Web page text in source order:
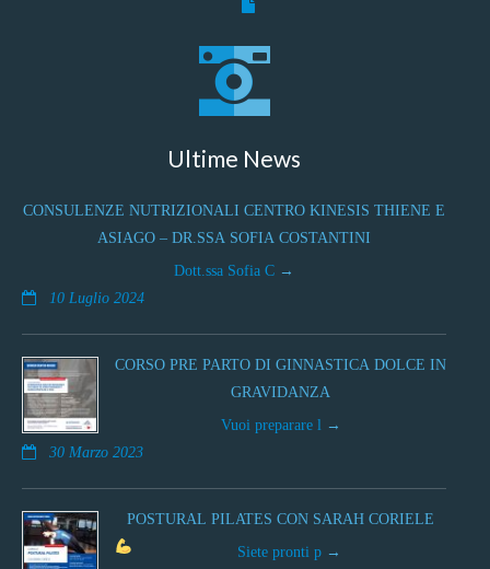
Ultime News
CONSULENZE NUTRIZIONALI CENTRO KINESIS THIENE E
ASIAGO – DR.SSA SOFIA COSTANTINI
Dott.ssa Sofia C
10 Luglio 2024
CORSO PRE PARTO DI GINNASTICA DOLCE IN
GRAVIDANZA
Vuoi preparare l
30 Marzo 2023
POSTURAL PILATES CON SARAH CORIELE
Siete pronti p